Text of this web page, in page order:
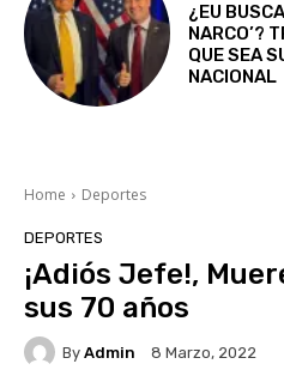
¿EU
NARCO’?
QUE SEA
NACIONAL